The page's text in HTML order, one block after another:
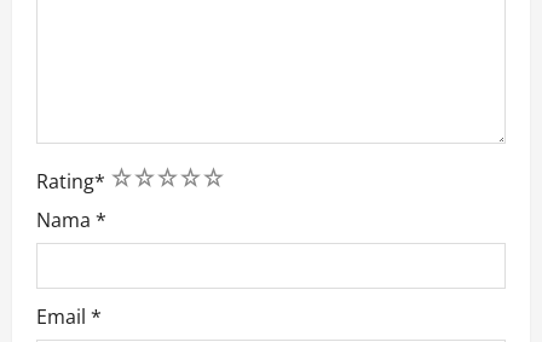
Rating* 5
4
3
2
1
Nama *
Email *